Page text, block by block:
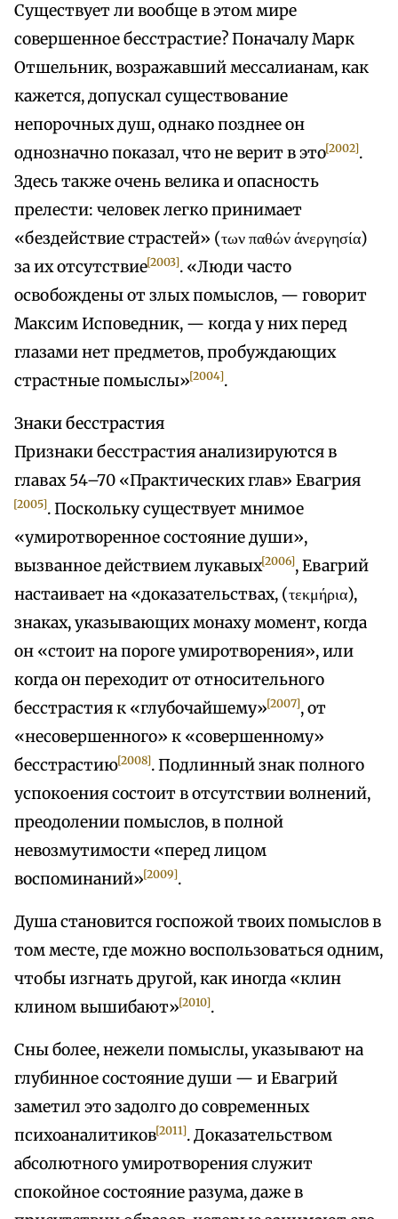
Существует ли вообще в этом мире
совершенное бесстрастие? Поначалу Марк
Отшельник, возражавший мессалианам, как
кажется, допускал существование
непорочных душ, однако позднее он
однозначно показал, что не верит в это[2002].
Здесь также очень велика и опасность
прелести: человек легко принимает
«бездействие страстей» (των παθών άνεργησία)
за их отсутствие[2003]. «Люди часто
освобождены от злых помыслов, — говорит
Максим Исповедник, — когда у них перед
глазами нет предметов, пробуждающих
страстные помыслы»[2004].
Знаки бесстрастия
Признаки бесстрастия анализируются в
главах 54–70 «Практических глав» Евагрия
[2005]. Поскольку существует мнимое
«умиротворенное состояние души»,
вызванное действием лукавых[2006], Евагрий
настаивает на «доказательствах, (τεκμήρια),
знаках, указывающих монаху момент, когда
он «стоит на пороге умиротворения», или
когда он переходит от относительного
бесстрастия к «глубочайшему»[2007], от
«несовершенного» к «совершенному»
бесстрастию[2008]. Подлинный знак полного
успокоения состоит в отсутствии волнений,
преодолении помыслов, в полной
невозмутимости «перед лицом
воспоминаний»[2009].
Душа становится госпожой твоих помыслов в
том месте, где можно воспользоваться одним,
чтобы изгнать другой, как иногда «клин
клином вышибают»[2010].
Сны более, нежели помыслы, указывают на
глубинное состояние души — и Евагрий
заметил это задолго до современных
психоаналитиков[2011]. Доказательством
абсолютного умиротворения служит
спокойное состояние разума, даже в